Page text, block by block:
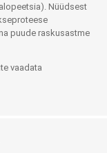
Nüüdsest
puude raskusastme
vaadata